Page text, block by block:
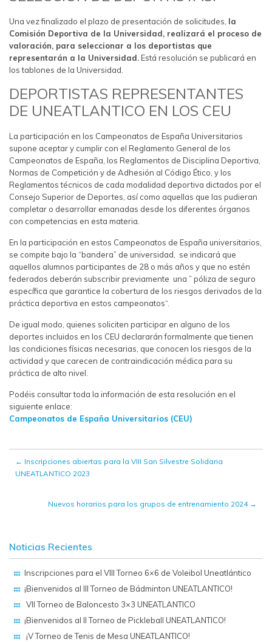
Una vez finalizado el plazo de presentación de solicitudes, la
Comisión Deportiva de la Universidad, realizará el proceso de
valoración, para seleccionar a los deportistas que
representarán a la Universidad.Está resolución se publicará en
los tablones de la Universidad.
DEPORTISTAS REPRESENTANTES
DE UNEATLANTICO EN LOS CEU
La participación en los Campeonatos de España Universitarios
supone aceptar y cumplir con el Reglamento General de los
Campeonatos de España, los Reglamentos de Disciplina Deportiva,
Normas de Competición y de Adhesión al Código Ético, y los
Reglamentos técnicos de cada modalidad deportiva dictados por el
Consejo Superior de Deportes, así como aquellas que las pudieran
completar o desarrollar emanadas desde los diferentes órganos
con competencias en esta materia.
En la participación en estos Campeonatos de España universitarios,
se compite bajo la “bandera” de universidad, se indicará que
aquellos alumnos participantes de 28 o más años y que no estén
federados deberán subscribir previamente una ” póliza de seguro
específica que garantice la cobertura de los riesgos derivados de la
práctica deportiva en estos campeonatos“.
De igual modo, quienes soliciten participar en alguno de los
deportes incluidos en los CEU declararán formalmente que tienen
las condiciones físicas necesarias, que conocen los riesgos de la
actividad y que carecen de contraindicación médica para su
práctica de alto nivel.
Podéis consultar toda la información de esta resolución en el
siguiente enlace:
Campeonatos de España Universitarios (CEU)
← Inscripciones abiertas para la VIII San Silvestre Solidaria
UNEATLANTICO 2023
Nuevos horarios para los grupos de entrenamiento 2024 →
Noticias Recientes
Inscripciones para el VIII Torneo 6×6 de Voleibol Uneatlántico
¡Bienvenidos al III Torneo de Bádminton UNEATLANTICO!
VII Torneo de Baloncesto 3×3 UNEATLANTICO
¡Bienvenidos al II Torneo de Pickleball UNEATLANTICO!
¡V Torneo de Tenis de Mesa UNEATLANTICO!